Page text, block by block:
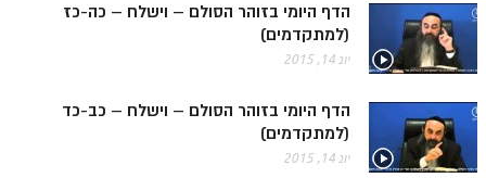
ספר הזוהר הקדוש כי תשא מתקדמים
ספר הזוהר הקדוש ויקהל השקפה
ספר הזוהר הקדוש פיקודי מתחילים
ספר הזוהר הקדוש פיקודי מתקדמים
הדף היומי בזוהר הסולם – וישלח – כה-כז
(למתקדמים)
יונ 14, 2015
הדף היומי בזוהר הסולם – וישלח – כב-כד
(למתקדמים)
יונ 14, 2015